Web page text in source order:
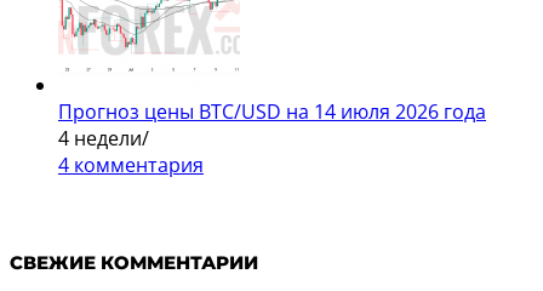
Прогноз цены BTC/USD на 14 июля 2026 года
4 недели/
4 комментария
СВЕЖИЕ КОММЕНТАРИИ